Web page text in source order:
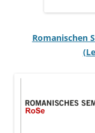
Romanischen